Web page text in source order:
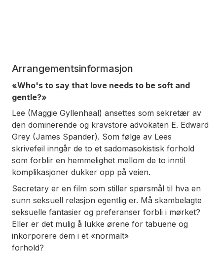
Arrangementsinformasjon
«Who's to say that love needs to be soft and
gentle?»
Lee (Maggie Gyllenhaal) ansettes som sekretær av
den dominerende og kravstore advokaten E. Edward
Grey (James Spander). Som følge av Lees
skrivefeil inngår de to et sadomasokistisk forhold
som forblir en hemmelighet mellom de to inntil
komplikasjoner dukker opp på veien.
Secretary er en film som stiller spørsmål til hva en
sunn seksuell relasjon egentlig er. Må skambelagte
seksuelle fantasier og preferanser forbli i mørket?
Eller er det mulig å lukke ørene for tabuene og
inkorporere dem i et «normalt»
forhold?